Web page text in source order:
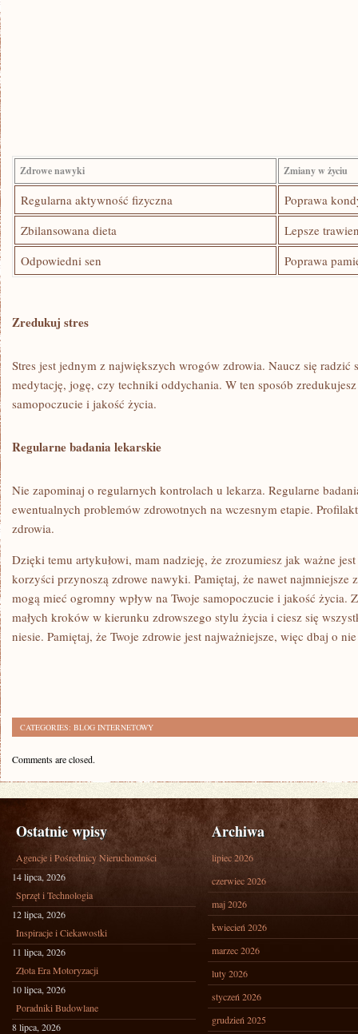
Zdrowe nawyki Zmiany w życiu
Regularna aktywność fizyczna
Poprawa
Zbilansowana dieta
Lepsze
Odpowiedni sen
Poprawa
Zredukuj ⁣stres
Stres jest jednym z największych wrogów zdrowia. Naucz się radzić
medytację, jogę, czy ⁣techniki oddychania. W ten sposób
samopoczucie i jakość‌ życia.
Regularne badania lekarskie
Nie zapominaj o regularnych kontrolach u lekarza. Regularne
ewentualnych problemów zdrowotnych na wczesnym etapie.
zdrowia.
Dzięki temu artykułowi, mam nadzieję, że zrozumiesz jak ⁤ważne
korzyści przynoszą zdrowe nawyki. Pamiętaj, że nawet najmniejsze
mogą mieć ogromny wpływ‍ na​ Twoje samopoczucie i⁢ jakość życia.
małych kroków w kierunku zdrowszego stylu życia i ciesz się
niesie. Pamiętaj, że Twoje zdrowie jest najważniejsze, więc dbaj o
CATEGORIES: BLOG INTERNETOWY
Comments are closed.
Ostatnie wpisy
Agencje i Pośrednicy Nieruchomości
14 lipca, 2026
Sprzęt i Technologia
12 lipca, 2026
Inspiracje i Ciekawostki
11 lipca, 2026
Złota Era Motoryzacji
10 lipca, 2026
Poradniki Budowlane
8 lipca, 2026
Archiwa
lipiec 2026
czerwiec 2026
maj 2026
kwiecień 2026
marzec 2026
luty 2026
styczeń 2026
grudzień 2025